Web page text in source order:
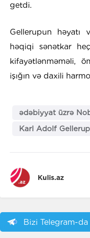
getdi.
Gellerupun həyatı
həqiqi sənətkar
kifayətlənməməli,
işığın və daxili
ədəbiyyat üzrə
Karl Adolf Gellerup
Kulis.az
Bizi Telegram-